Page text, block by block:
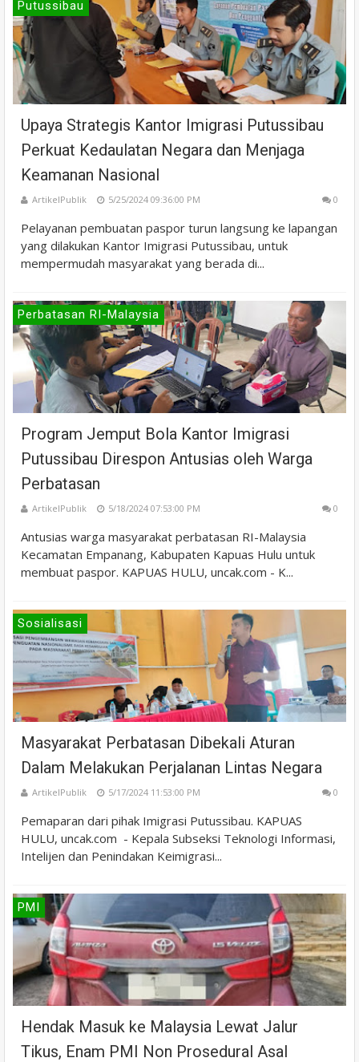
Putussibau
Upaya Strategis Kantor Imigrasi Putussibau
Perkuat Kedaulatan Negara dan Menjaga
Keamanan Nasional
ArtikelPublik 5/25/2024 09:36:00 PM 0
Pelayanan pembuatan paspor turun langsung ke lapangan
yang dilakukan Kantor Imigrasi Putussibau, untuk
mempermudah masyarakat yang berada di...
Perbatasan RI-Malaysia
Program Jemput Bola Kantor Imigrasi
Putussibau Direspon Antusias oleh Warga
Perbatasan
ArtikelPublik 5/18/2024 07:53:00 PM 0
Antusias warga masyarakat perbatasan RI-Malaysia
Kecamatan Empanang, Kabupaten Kapuas Hulu untuk
membuat paspor. KAPUAS HULU, uncak.com - K...
Sosialisasi
Masyarakat Perbatasan Dibekali Aturan
Dalam Melakukan Perjalanan Lintas Negara
ArtikelPublik 5/17/2024 11:53:00 PM 0
Pemaparan dari pihak Imigrasi Putussibau. KAPUAS
HULU, uncak.com - Kepala Subseksi Teknologi Informasi,
Intelijen dan Penindakan Keimigrasi...
PMI
Hendak Masuk ke Malaysia Lewat Jalur
Tikus, Enam PMI Non Prosedural Asal